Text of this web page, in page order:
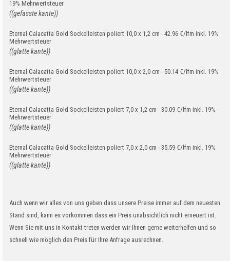
19% Mehrwertsteuer
((gefasste kante))
Eternal Calacatta Gold Sockelleisten poliert 10,0 x 1,2 cm - 42.96 €/lfm inkl. 19%
Mehrwertsteuer
((glatte kante))
Eternal Calacatta Gold Sockelleisten poliert 10,0 x 2,0 cm - 50.14 €/lfm inkl. 19%
Mehrwertsteuer
((glatte kante))
Eternal Calacatta Gold Sockelleisten poliert 7,0 x 1,2 cm - 30.09 €/lfm inkl. 19%
Mehrwertsteuer
((glatte kante))
Eternal Calacatta Gold Sockelleisten poliert 7,0 x 2,0 cm - 35.59 €/lfm inkl. 19%
Mehrwertsteuer
((glatte kante))
Auch wenn wir alles von uns geben dass unsere Preise immer auf dem neuesten
Stand sind, kann es vorkommen dass ein Preis unabsichtlich nicht erneuert ist.
Wenn Sie mit uns in Kontakt treten werden wir Ihnen gerne weiterhelfen und so
schnell wie möglich den Preis für Ihre Anfrage ausrechnen.